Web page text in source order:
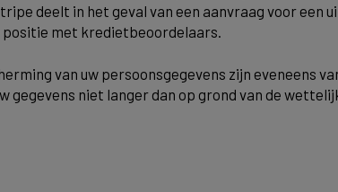
deelt in het geval van een aanvraag voor
met kredietbeoordelaars.
van uw persoonsgegevens zijn eveneens
niet langer dan op grond van de